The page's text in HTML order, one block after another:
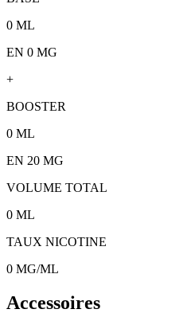
0 ML
EN 0 MG
+
BOOSTER
0 ML
EN 20 MG
VOLUME TOTAL
0 ML
TAUX NICOTINE
0 MG/ML
Accessoires